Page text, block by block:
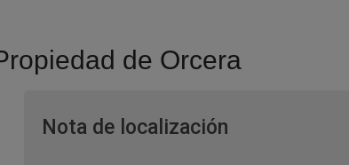
de Orcera
Nota de localizaciónVentana nueva